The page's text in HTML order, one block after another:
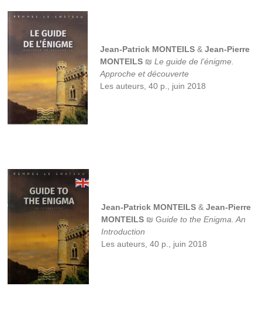
Jean-Patrick MONTEILS &Jean-Pierre
MONTEILS ₪Le guide de l’énigme.
Approche et découverte
Les auteurs, 40 p., juin 2018
Jean-Patrick MONTEILS &Jean-Pierre
MONTEILS ₪ Guide to the Enigma. An
Introduction
Les auteurs, 40 p., juin 2018